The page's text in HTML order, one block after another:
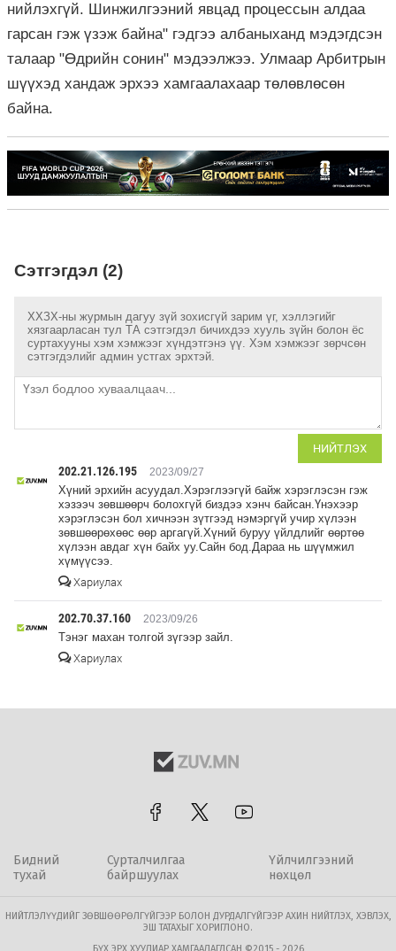
нийлэхгүй. Шинжилгээний явцад процессын алдаа
гарсан гэж үзэж байна" гэдгээ албаныханд мэдэгдсэн
талаар "Өдрийн сонин" мэдээлжээ. Улмаар Арбитрын
шүүхэд хандаж эрхээ хамгаалахаар төлөвлөсөн
байна.
Сэтгэгдэл (2)
ХХЗХ-ны журмын дагуу зүй зохисгүй зарим үг, хэллэгийг
хязгаарласан тул ТА сэтгэгдэл бичихдээ хууль зүйн болон ёс
суртахууны хэм хэмжээг хүндэтгэнэ үү. Хэм хэмжээг зөрчсөн
сэтгэгдэлийг админ устгах эрхтэй.
НИЙТЛЭХ
202.21.126.195 2023/09/27
Хүний эрхийн асуудал.Хэрэглээгүй байж хэрэглэсэн гэж
хэзээч зөвшөөрч болохгүй биздээ хэнч байсан.Үнэхээр
хэрэглэсэн бол хичнээн зүтгээд нэмэргүй учир хүлээн
зөвшөөрөхөөс өөр аргагүй.Хүний буруу үйлдлийг өөртөө
хүлээн авдаг хүн байх уу.Сайн бод.Дараа нь шүүмжил
хүмүүсээ.
Хариулах
202.70.37.160 2023/09/26
Тэнэг махан толгой зүгээр зайл.
Хариулах
Бидний
тухай
Сурталчилгаа
байршуулах
Үйлчилгээний
нөхцөл
НИЙТЛЭЛҮҮДИЙГ ЗӨВШӨӨРӨЛГҮЙГЭЭР БОЛОН ДУРДАЛГҮЙГЭЭР АХИН НИЙТЛЭХ, ХЭВЛЭХ,
ЭШ ТАТАХЫГ ХОРИГЛОНО.
БҮХ ЭРХ ХУУЛИАР ХАМГААЛАГДСАН ©2015 - 2026